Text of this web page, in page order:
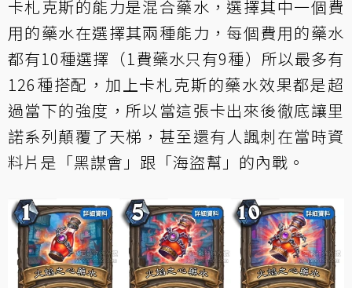
卡札克斯的能力是混合藥水，選擇其中一個費
用的藥水在選擇其兩種能力，每個費用的藥水
都有10種選擇（1費藥水只有9種）所以最多有
126種搭配，加上卡札克斯的藥水效果都是超
過當下的強度，所以當這張卡出來後徹底讓里
諾系列顛覆了天梯，甚至還有人諷刺在當時資
料片是「黑謀會」跟「海盜幫」的內戰。